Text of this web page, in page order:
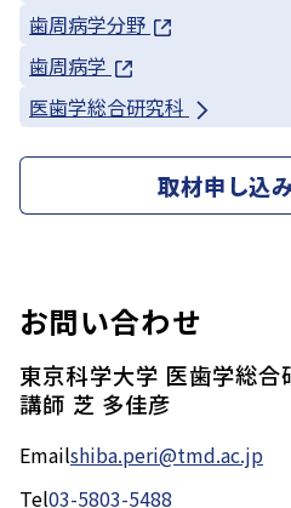
歯周病学分野
歯周病学
医歯学総合研究科
取材申し込
お問い合わせ
東京科学大学 医歯学総
講師 芝 多佳彦
Emailshiba.peri@tmd.ac.jp
Tel03-5803-5488